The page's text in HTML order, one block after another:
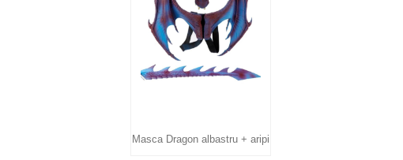
Masca Dragon albastru + aripi